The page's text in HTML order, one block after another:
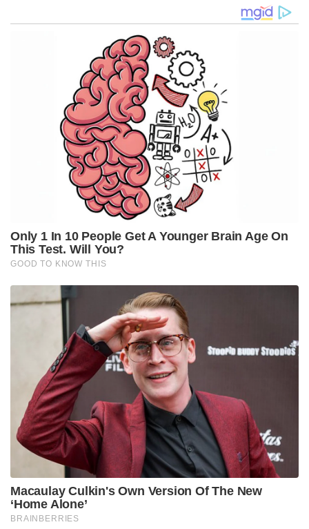
സാധാരണക്കാരായ പുരുഷന്മാരുടെ അവകാശങ്ങൾ
ഹനിക്കപ്പെടുകയാണെന്നും ഇവർ ആരോപിക്കുന്നു.
Stories you may like
‘എങ്ങനെ സംഭവിച്ചുവെന്ന് അറിയില്ല, ക്ഷമ
ചോദിക്കുന്നു; മോഹൻലാലിന് ഓസ്ട്രേലിയൻ വിസ
നിഷേധിച്ചതായി റിപ്പോർട്ട് ,മാപ്പ് പറഞ്ഞ് താരം
മദ്യപിച്ച് വാഹനം ഓടിച്ചു, യൂട്യൂബർ ‘ഹെലൻ ഓഫ്
സ്പാർട്ട’യുടെ ലൈസൻസ് സസ്പെൻഡ് ചെയ്തു;
ക്ലാസിലും പങ്കെടുക്കണം!
തമിഴ്നാട്, കർണാടക തുടങ്ങിയ അയൽ
സംസ്ഥാനങ്ങളുടെ മാതൃകയിലാണ് കേരളത്തിലും
കെ.എസ്.ആർ.ടി.സി ബസുകളിൽ സ്ത്രീകൾക്ക്
സൗജന്യ യാത്ര നടപ്പിലാക്കാൻ സർക്കാർ
ഒരുങ്ങുന്നത്. എന്നാൽ യാത്രാ സൌജന്യം പ്രഖ്യാപിച്ച
അയൽ സംസ്ഥാനങ്ങളിൽ കോർപ്പറേഷനുകൾ വലിയ
സാമ്പത്തിക പ്രതിസന്ധി നേരിടുന്നതായും നിരക്ക്
വർദ്ധനവിലേക്ക് കടക്കുന്നതായും
ചൂണ്ടിക്കാണിക്കപ്പെടുന്നുണ്ട്. ഈ പശ്ചാത്തലത്തിൽ,
കൃത്യമായി ശമ്പളവും പെൻഷനും നൽകാൻ
പോലുമാകാതെ നവീകരണത്തിനായി ഓടിയെത്തുന്ന
കെ.എസ്.ആർ.ടി.സിയിൽ ഇത്തരമൊരു പരിഷ്കാരം
തിരിച്ചടിയാകുമെന്നാണ് ഒരു വിഭാഗത്തിന്റെ വാദം.
ksrtc